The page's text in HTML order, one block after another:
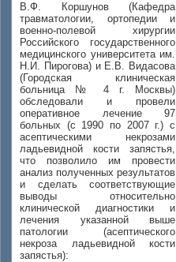
В.Ф. Коршунов (Кафедра
травматологии, ортопедии и
военно-полевой хирургии
Российского государственного
медицинского университета им.
Н.И. Пирогова) и Е.В. Видасова
(Городская клиническая
больница № 4 г. Москвы)
обследовали и провели
оперативное лечение 97
больных (с 1990 по 2007 г.) с
асептическими некрозами
ладьевидной кости запястья,
что позволило им провести
анализ полученных результатов
и сделать соответствующие
выводы относительно
клинической диагностики и
лечения указанной выше
патологии (асептического
некроза ладьевидной кости
запястья):